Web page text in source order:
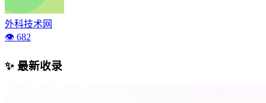
外科技术网
👁️ 682
✨ 最新收录